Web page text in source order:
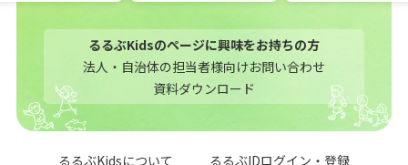
るるぶKidsのページに興味をお持ちの方
法人・自治体の担当者様向けお問い合わせ
資料ダウンロード
るるぶKidsについて るるぶIDログイン・登録